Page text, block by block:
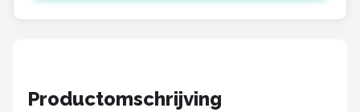
FastFold
Productomschrijving